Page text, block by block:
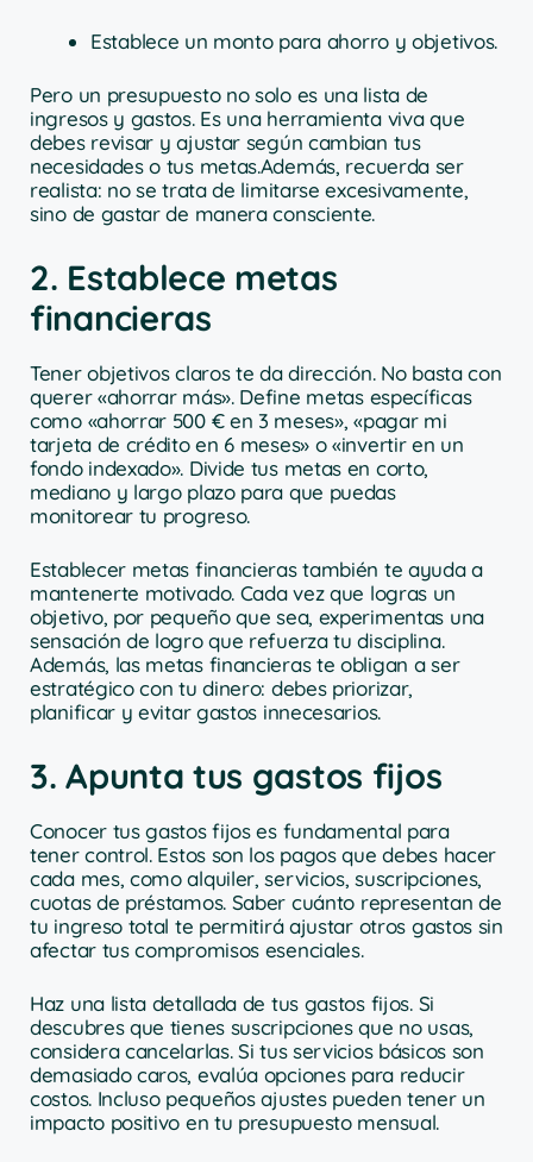
Establece un monto para ahorro y objetivos.
Pero un presupuesto no solo es una lista de
ingresos y gastos. Es una herramienta viva que
debes revisar y ajustar según cambian tus
necesidades o tus metas.Además, recuerda ser
realista: no se trata de limitarse excesivamente,
sino de gastar de manera consciente.
2. Establece metas
financieras
Tener objetivos claros te da dirección. No basta con
querer «ahorrar más». Define metas específicas
como «ahorrar 500 € en 3 meses», «pagar mi
tarjeta de crédito en 6 meses» o «invertir en un
fondo indexado». Divide tus metas en corto,
mediano y largo plazo para que puedas
monitorear tu progreso.
Establecer metas financieras también te ayuda a
mantenerte motivado. Cada vez que logras un
objetivo, por pequeño que sea, experimentas una
sensación de logro que refuerza tu disciplina.
Además, las metas financieras te obligan a ser
estratégico con tu dinero: debes priorizar,
planificar y evitar gastos innecesarios.
3. Apunta tus gastos fijos
Conocer tus gastos fijos es fundamental para
tener control. Estos son los pagos que debes hacer
cada mes, como alquiler, servicios, suscripciones,
cuotas de préstamos. Saber cuánto representan de
tu ingreso total te permitirá ajustar otros gastos sin
afectar tus compromisos esenciales.
Haz una lista detallada de tus gastos fijos. Si
descubres que tienes suscripciones que no usas,
considera cancelarlas. Si tus servicios básicos son
demasiado caros, evalúa opciones para reducir
costos. Incluso pequeños ajustes pueden tener un
impacto positivo en tu presupuesto mensual.